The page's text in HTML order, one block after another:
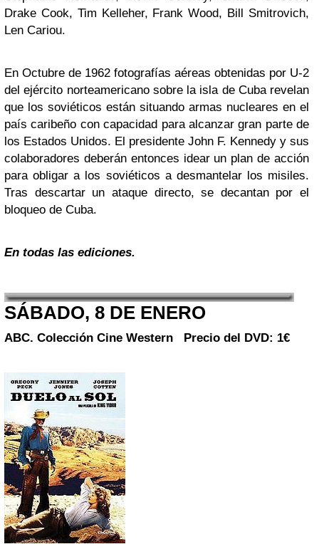
Drake Cook, Tim Kelleher, Frank Wood, Bill Smitrovich,
Len Cariou.
En Octubre de 1962 fotografías aéreas obtenidas por U-2
del ejército norteamericano sobre la isla de Cuba revelan
que los soviéticos están situando armas nucleares en el
país caribeño con capacidad para alcanzar gran parte de
los Estados Unidos. El presidente John F. Kennedy y sus
colaboradores deberán entonces idear un plan de acción
para obligar a los soviéticos a desmantelar los misiles.
Tras descartar un ataque directo, se decantan por el
bloqueo de Cuba.
En todas las ediciones.
SÁBADO, 8 DE ENERO
ABC. Colección Cine Western Precio del DVD: 1€